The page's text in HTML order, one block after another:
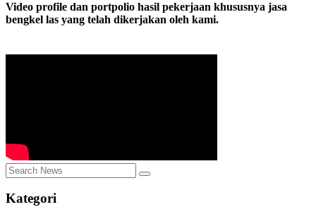
Video profile dan portpolio hasil pekerjaan khususnya jasa
bengkel las yang telah dikerjakan oleh kami.
Kategori